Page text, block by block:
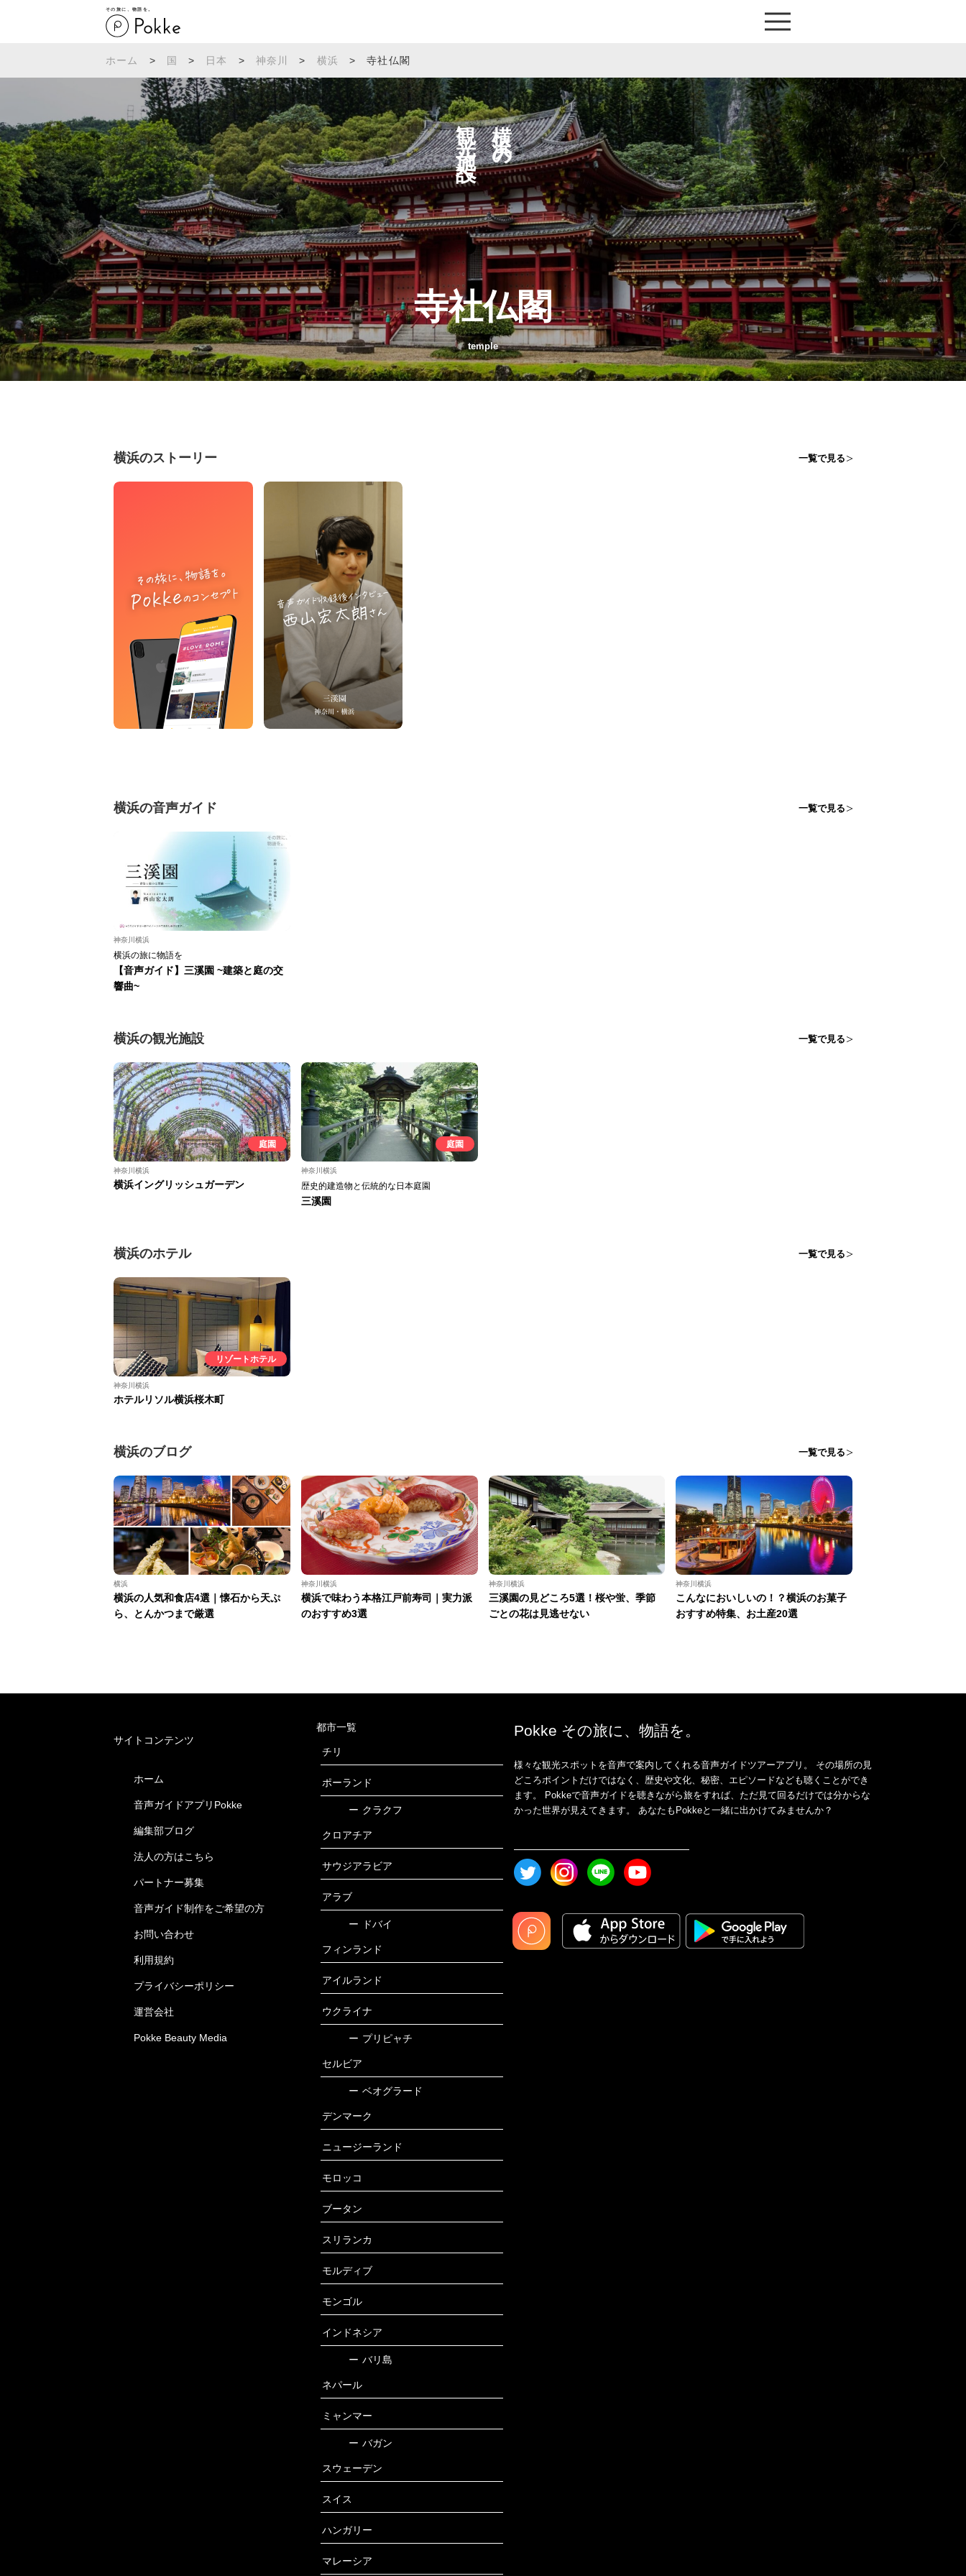
その旅に、物語を。
ホーム > 国 > 日本 > 神奈川 > 横浜 > 寺社仏閣
横浜の
観光施設へ
寺社仏閣
temple
横浜のストーリー 一覧で見る
横浜の音声ガイド 一覧で見る
神奈川横浜
横浜の旅に物語を
【音声ガイド】三溪園 ~建築と庭の交
響曲~
横浜の観光施設 一覧で見る
庭園
神奈川横浜
横浜イングリッシュガーデン
庭園
神奈川横浜
歴史的建造物と伝統的な日本庭園
三溪園
横浜のホテル 一覧で見る
リゾートホテル
神奈川横浜
ホテルリソル横浜桜木町
横浜のブログ 一覧で見る
横浜
横浜の人気和食店4選｜懐石から天ぷ
ら、とんかつまで厳選
神奈川横浜
横浜で味わう本格江戸前寿司｜実力派
のおすすめ3選
神奈川横浜
三溪園の見どころ5選！桜や蛍、季節
ごとの花は見逃せない
神奈川横浜
こんなにおいしいの！？横浜のお菓子
おすすめ特集、お土産20選
サイトコンテンツ
ホーム
音声ガイドアプリPokke
編集部ブログ
法人の方はこちら
パートナー募集
音声ガイド制作をご希望の方
お問い合わせ
利用規約
プライバシーポリシー
運営会社
Pokke Beauty Media
都市一覧
チリ
ポーランド
ー クラクフ
クロアチア
サウジアラビア
アラブ
ー ドバイ
フィンランド
アイルランド
ウクライナ
ー プリピャチ
セルビア
ー ベオグラード
デンマーク
ニュージーランド
モロッコ
ブータン
スリランカ
モルディブ
モンゴル
インドネシア
ー バリ島
ネパール
ミャンマー
ー バガン
スウェーデン
スイス
ハンガリー
マレーシア
Pokke その旅に、物語を。
様々な観光スポットを音声で案内してくれる音声ガイドツアーアプリ。 その場所の見
どころポイントだけではなく、歴史や文化、秘密、エピソードなども聴くことができ
ます。 Pokkeで音声ガイドを聴きながら旅をすれば、ただ見て回るだけでは分からな
かった世界が見えてきます。 あなたもPokkeと一緒に出かけてみませんか？